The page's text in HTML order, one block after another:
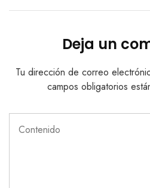
Deja un
Tu dirección de correo
campos obligatorios